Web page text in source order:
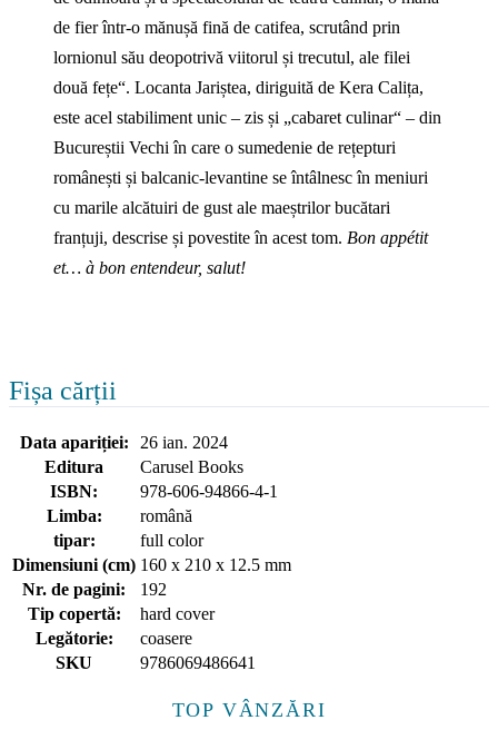
de fier într‑o mănușă fină de catifea, scrutând prin
lornionul său deopotrivă viitorul și trecutul, ale filei
două fețe“. Locanta Jariștea, diriguită de Kera Calița,
este acel stabiliment unic – zis și „cabaret culinar“ – din
Bucureștii Vechi în care o sumedenie de rețepturi
românești și balcanic‑levantine se întâlnesc în meniuri
cu marile alcătuiri de gust ale maeștrilor bucătari
franțuji, descrise și povestite în acest tom. Bon appétit
et… à bon entendeur, salut!
Fișa cărții
Data apariției:
26 ian. 2024
Editura
Carusel Books
ISBN:
978-606-94866-4-1
Limba:
română
tipar:
full color
Dimensiuni (cm) 160 x 210 x 12.5 mm
Nr. de pagini:
192
Tip copertă:
hard cover
Legătorie:
coasere
SKU
9786069486641
TOP VÂNZĂRI